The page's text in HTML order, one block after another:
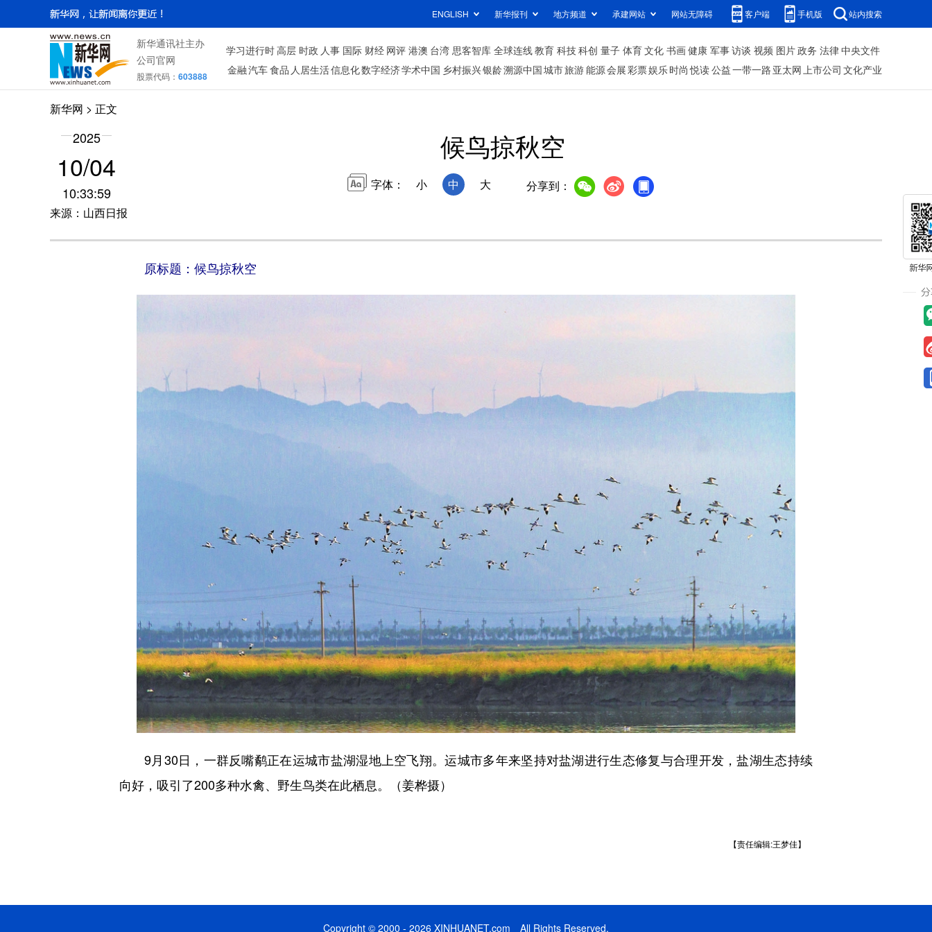
ENGLISH 新华报刊 地方频道 承建网站 网站无障碍 客户端 手机版 站内搜索
新华通讯社主办
公司官网
股票代码： 603888
学习进行时高层 时政 人事 国际 财经 网评 港澳 台湾 思客智库 全球连线教育 科技科创 量子 体育文化 书画健康 军事访谈 视频 图片政务 法律中央文件
金融汽车食品 人居生活信息化数字经济学术中国 乡村振兴银龄溯源中国城市旅游能源会展彩票娱乐时尚 悦读公益一带一路 亚太网上市公司 文化产业
新华网 > 正文
2025
10/04
10:33:59
来源：山西日报
候鸟掠秋空
字体： 小 中 大 分享到：
原标题：候鸟掠秋空
9月30日，一群反嘴鹬正在运城市盐湖湿地上空飞翔。运城市多年来坚持对盐湖进行生态修复与合理开发，盐湖生态持续
向好，吸引了200多种水禽、野生鸟类在此栖息。（姜桦摄）
【责任编辑:王梦佳】
Copyright © 2000 - 2026 XINHUANET.com All Rights Reserved.